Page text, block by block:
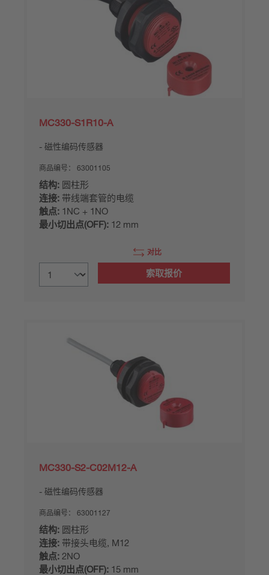
MC330-S1R10-A
磁性编码传感器
商品编号： 63001105
结构: 圆柱形
连接: 带线端套管的电缆
触点: 1NC + 1NO
最小切出点(OFF): 12 mm
对比
索取报价
MC330-S2-C02M12-A
磁性编码传感器
商品编号： 63001127
结构: 圆柱形
连接: 带接头电缆, M12
触点: 2NO
最小切出点(OFF): 15 mm